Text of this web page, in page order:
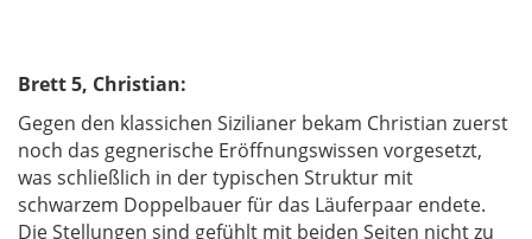
Brett 5, Christian:
Gegen den klassichen Sizilianer bekam Christian zuerst
noch das gegnerische Eröffnungswissen vorgesetzt,
was schließlich in der typischen Struktur mit
schwarzem Doppelbauer für das Läuferpaar endete.
Die Stellungen sind gefühlt mit beiden Seiten nicht zu